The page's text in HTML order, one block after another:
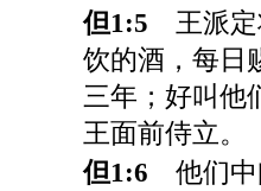
但1:5 王派定
饮的酒，每日
三年；好叫他
王面前侍立。
但1:6 他们中